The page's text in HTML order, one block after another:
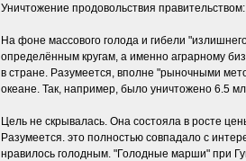
Уничтожение продовольствия
На фоне массового голода и гибели
определённым кругам, а именно аграрному
в стране. Разумеется, вполне "рыночными
океане. Так, например, было уничтожено 6.5
Цель не скрывалась. Она состояла в росте
Разумеется. это полностью совпадало с
нравилось голодным. "Голодные марши" при